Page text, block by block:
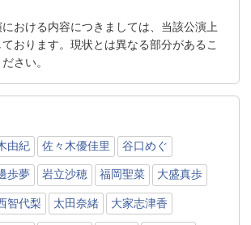
おける内容につきましては、当該公演上
おります。現状とは異なる部分があるこ
さい。
由紀 佐々木優佳里 谷口めぐ
歩夢 岩立沙穂 福岡聖菜 大盛真歩
智代梨 太田奈緒 大家志津香